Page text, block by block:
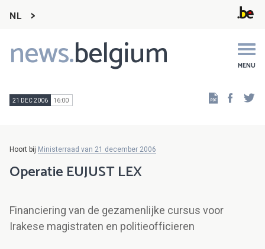
NL
news.belgium MENU
Main
navigation
21 DEC 2006 16:00
Hoort bij Ministerraad van 21 december 2006
Operatie EUJUST LEX
Financiering van de gezamenlijke cursus voor
Irakese magistraten en politieofficieren